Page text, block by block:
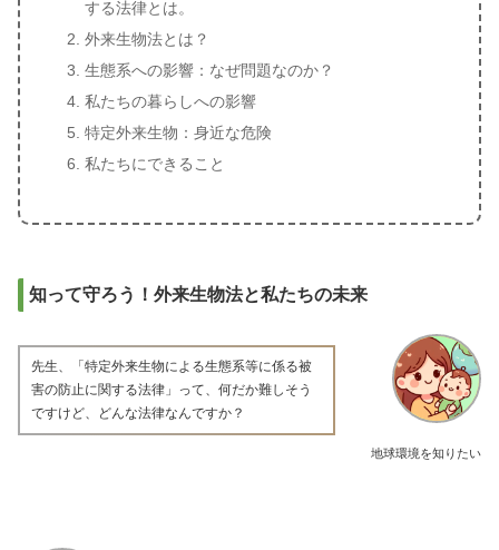
する法律とは。
外来生物法とは？
生態系への影響：なぜ問題なのか？
私たちの暮らしへの影響
特定外来生物：身近な危険
私たちにできること
知って守ろう！外来生物法と私たちの未来
地球環境を知りたい
先生、「特定外来生物による生態系等に係る被
害の防止に関する法律」って、何だか難しそう
ですけど、どんな法律なんですか？